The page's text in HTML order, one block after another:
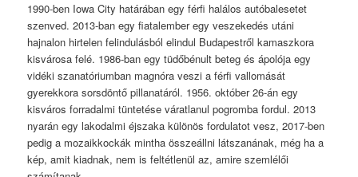
1990-ben Iowa City határában egy férfi halálos autóbalesetet
szenved. 2013-ban egy fiatalember egy veszekedés utáni
hajnalon hirtelen felindulásból elindul Budapestről kamaszkora
kisvárosa felé. 1986-ban egy tüdőbénult beteg és ápolója egy
vidéki szanatóriumban magnóra veszi a férfi vallomását
gyerekkora sorsdöntő pillanatáról. 1956. október 26-án egy
kisváros forradalmi tüntetése váratlanul pogromba fordul. 2013
nyarán egy lakodalmi éjszaka különös fordulatot vesz, 2017-ben
pedig a mozaikkockák mintha összeállni látszanának, még ha a
kép, amit kiadnak, nem is feltétlenül az, amire szemlélői